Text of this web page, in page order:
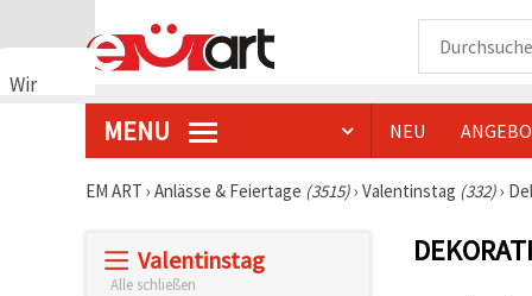
Wir
verwenden
MENU NEU
EM ART › Anlässe & Feiertage (3515)› Valentinstag (332)›
Valentinstag
Alle schließen